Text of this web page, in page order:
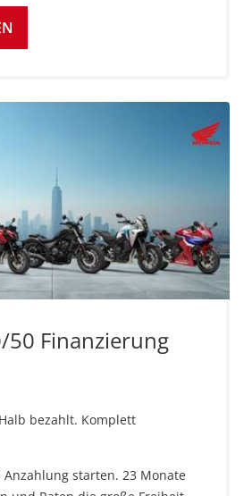
50 Finanzierung
bezahlt. Komplett
Anzahlung starten. 23 Monate